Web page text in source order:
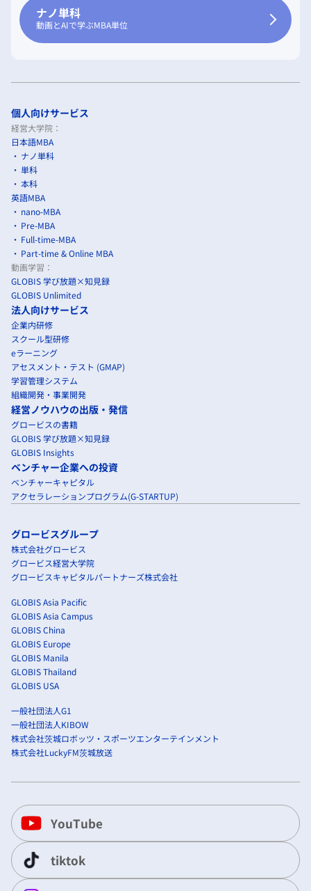
ナノ単科
動画とAIで学ぶMBA単位
個人向けサービス
経営大学院：
日本語MBA
ナノ単科
単科
本科
英語MBA
nano-MBA
Pre-MBA
Full-time-MBA
Part-time & Online MBA
動画学習：
GLOBIS 学び放題×知見録
GLOBIS Unlimited
法人向けサービス
企業内研修
スクール型研修
eラーニング
アセスメント・テスト (GMAP)
学習管理システム
組織開発・事業開発
経営ノウハウの出版・発信
グロービスの書籍
GLOBIS 学び放題×知見録
GLOBIS Insights
ベンチャー企業への投資
ベンチャーキャピタル
アクセラレーションプログラム(G-STARTUP)
グロービスグループ
株式会社グロービス
グロービス経営大学院
グロービスキャピタルパートナーズ株式会社
GLOBIS Asia Pacific
GLOBIS Asia Campus
GLOBIS China
GLOBIS Europe
GLOBIS Manila
GLOBIS Thailand
GLOBIS USA
一般社団法人G1
一般社団法人KIBOW
株式会社茨城ロボッツ・スポーツエンターテインメント
株式会社LuckyFM茨城放送
YouTube
tiktok